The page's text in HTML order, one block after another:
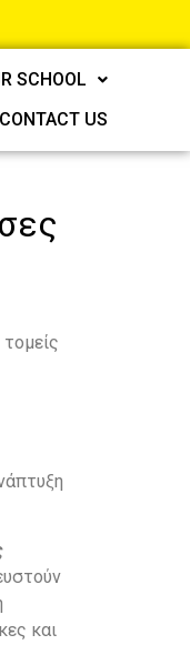
SCHOOL
CONTACT US
και